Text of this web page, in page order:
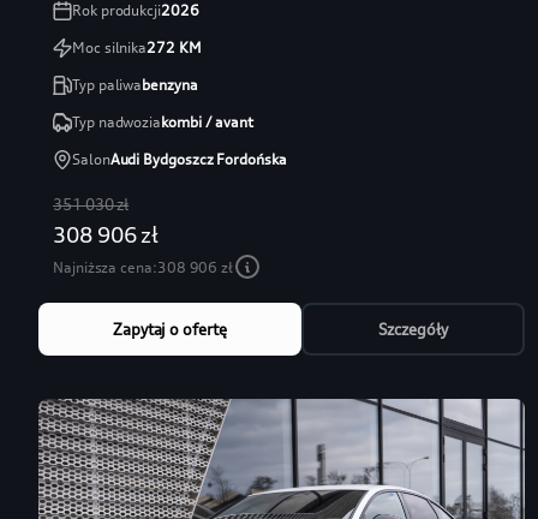
Rok produkcji2026
Moc silnika272 KM
Typ paliwabenzyna
Typ nadwoziakombi / avant
SalonAudi Bydgoszcz Fordońska
351 030 zł
308 906 zł
Najniższa cena:308 906 zł
Zapytaj o ofertę Szczegóły